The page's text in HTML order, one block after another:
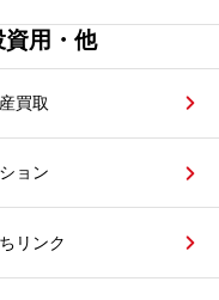
資用・他
買取
ョン
リンク